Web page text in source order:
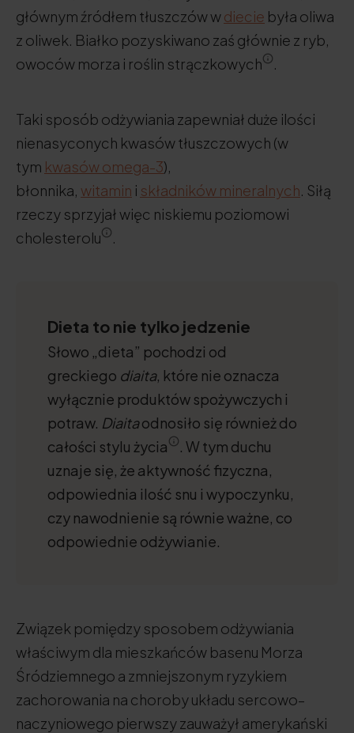
głównym źródłem tłuszczów wdiecie była oliwa
z oliwek. Białko pozyskiwano zaś głównie z ryb,
owoców morza i roślin strączkowych
.
Taki sposób odżywiania zapewniał duże ilości
nienasyconych kwasów tłuszczowych (w
tym kwasów omega-3),
błonnika, witamin i składników mineralnych. Siłą
rzeczy sprzyjał więc niskiemu poziomowi
cholesterolu
.
Dieta to nie tylko jedzenie
Słowo „dieta” pochodzi od
greckiego diaita, które nie oznacza
wyłącznie produktów spożywczych i
potraw. Diaitaodnosiło się również do
całości stylu życia
. W tym duchu
uznaje się, że aktywność fizyczna,
odpowiednia ilość snu i wypoczynku,
czy nawodnienie są równie ważne, co
odpowiednie odżywianie.
Związek pomiędzy sposobem odżywiania
właściwym dla mieszkańców basenu Morza
Śródziemnego a zmniejszonym ryzykiem
zachorowania na choroby układu sercowo–
naczyniowego pierwszy zauważył amerykański